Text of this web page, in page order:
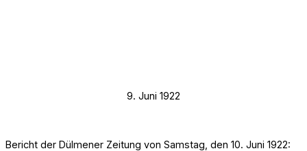
9. Juni 1922
Bericht der Dülmener Zeitung von Samstag, den 10. Juni 1922: